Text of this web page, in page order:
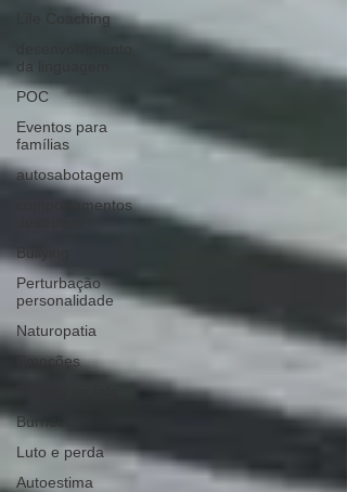
Life Coaching
da linguagem
POC
Eventos para
famílias
autosabotagem
comportamentos
Bullying
Perturbação
personalidade
Naturopatia
Emoções
Burnout
Luto e perda
Autoestima